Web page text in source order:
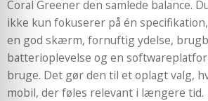
Coral Greener den samlede balance.
ikke kun fokuserer på én
en god skærm, fornuftig ydelse,
batterioplevelse og en
bruge. Det gør den til et oplagt valg,
mobil, der føles relevant i længere tid.